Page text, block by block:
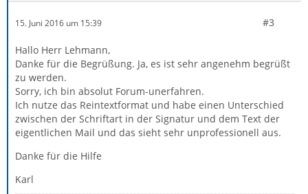
15. Juni 2016 um 15:39 #3
Hallo Herr Lehmann,
Danke für die Begrüßung. Ja, es ist sehr angenehm begrüßt
zu werden.
Sorry, ich bin absolut Forum-unerfahren.
Ich nutze das Reintextformat und habe einen Unterschied
zwischen der Schriftart in der Signatur und dem Text der
eigentlichen Mail und das sieht sehr unprofessionell aus.
Danke für die Hilfe
Karl